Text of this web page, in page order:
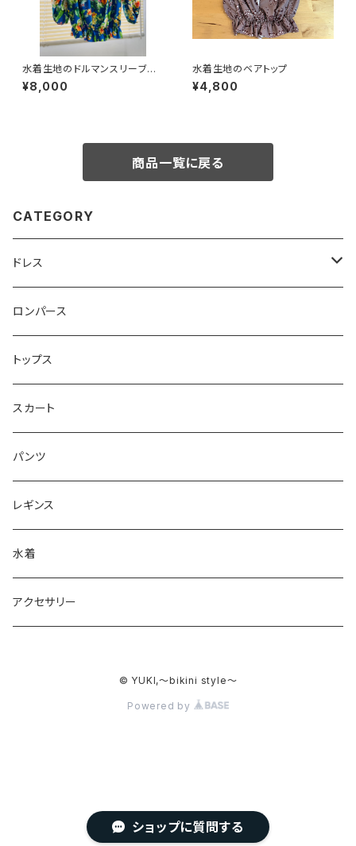
ショップに質問する
水着生地のドルマンスリーブトッ
プス
¥8,000
水着生地のベアトップ
¥4,800
商品一覧に戻る
CATEGORY
ドレス
ベアトップ型ドレス （カップ付）
ワンショルダー型ドレス （カップ付）
ショルダ型ドレス（カップ付）
ポンチョ型ドレス(カップ付)
ロンパース
トップス
スカート
パンツ
レギンス
水着
アクセサリー
© YUKI,〜bikini style〜
Powered by